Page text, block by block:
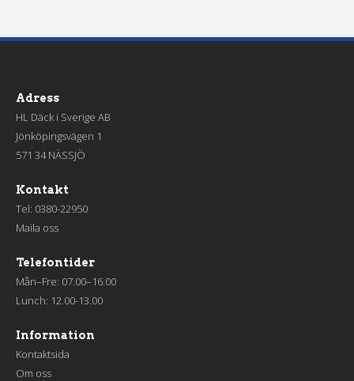
Adress
HL Däck i Sverige AB
Jönköpingsvägen 1
571 34 NÄSSJÖ
Kontakt
Tel: 0380-22950
Maila oss
Telefontider
Mån–Fre: 07.00–16.00
Lunch: 12.00-13.00
Information
Kontaktsida
Om oss